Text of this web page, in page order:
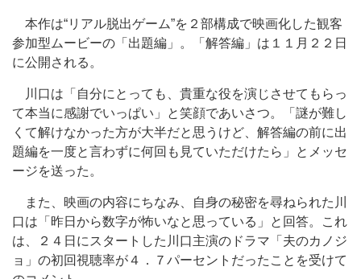
本作は“リアル脱出ゲーム”を２部構成で映画化した観客
参加型ムービーの「出題編」。「解答編」は１１月２２日
に公開される。
川口は「自分にとっても、貴重な役を演じさせてもらっ
て本当に感謝でいっぱい」と笑顔であいさつ。「謎が難し
くて解けなかった方が大半だと思うけど、解答編の前に出
題編を一度と言わずに何回も見ていただけたら」とメッセ
ージを送った。
また、映画の内容にちなみ、自身の秘密を尋ねられた川
口は「昨日から数字が怖いなと思っている」と回答。これ
は、２４日にスタートした川口主演のドラマ「夫のカノジ
ョ」の初回視聴率が４．７パーセントだったことを受けて